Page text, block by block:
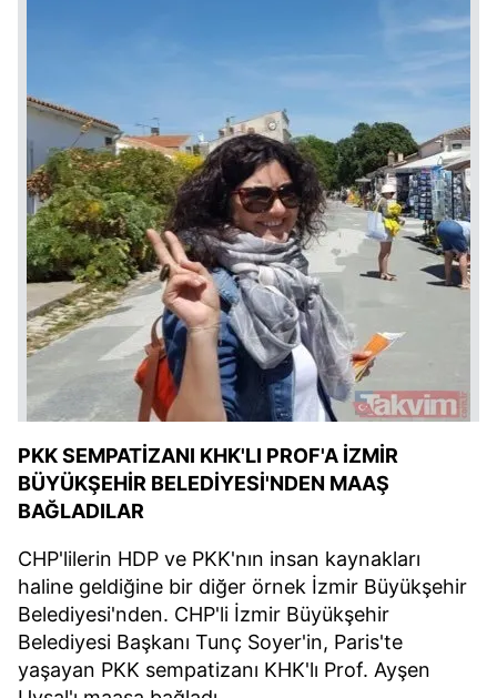
PKK SEMPATİZANI KHK'LI PROF'A İZMİR
BÜYÜKŞEHİR BELEDİYESİ'NDEN MAAŞ
BAĞLADILAR
CHP'lilerin HDP ve PKK'nın insan kaynakları
haline geldiğine bir diğer örnek İzmir Büyükşehir
Belediyesi'nden. CHP'li İzmir Büyükşehir
Belediyesi Başkanı Tunç Soyer'in, Paris'te
yaşayan PKK sempatizanı KHK'lı Prof. Ayşen